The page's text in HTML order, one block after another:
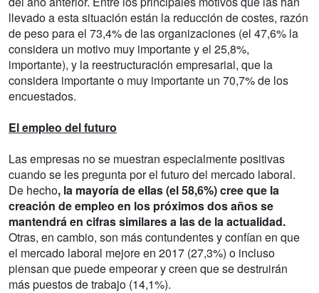
llevado a esta situación están la reducción de costes, razón
de peso para el 73,4% de las organizaciones (el 47,6% la
considera un motivo muy importante y el 25,8%,
importante), y la reestructuración empresarial, que la
considera importante o muy importante un 70,7% de los
encuestados.
El empleo del futuro
Las empresas no se muestran especialmente positivas
cuando se les pregunta por el futuro del mercado laboral.
De hecho, la mayoría de ellas (el 58,6%) cree que la
creación de empleo en los próximos dos años se
mantendrá en cifras similares a las de la actualidad.
Otras, en cambio, son más contundentes y confían en que
el mercado laboral mejore en 2017 (27,3%) o incluso
piensan que puede empeorar y creen que se destruirán
más puestos de trabajo (14,1%).